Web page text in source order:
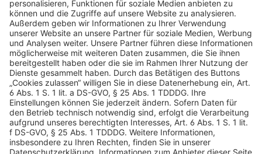
AGB Datenschutz
Impressum
Sicherheitshinweis
Compliance